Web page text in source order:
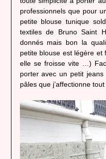
professionnels que pour
petite blouse tunique
textiles de Bruno Saint
donnés mais bon la
petite blouse est légère et
elle se froisse vite …)
porter avec un petit
pâles que j’affectionne